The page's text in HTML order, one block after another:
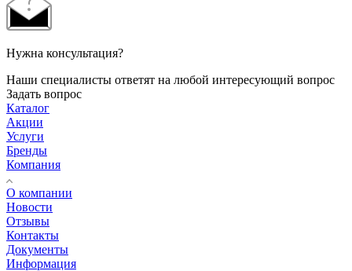
Нужна консультация?
Наши специалисты ответят на любой интересующий вопрос
Задать вопрос
Каталог
Акции
Услуги
Бренды
Компания
О компании
Новости
Отзывы
Контакты
Документы
Информация